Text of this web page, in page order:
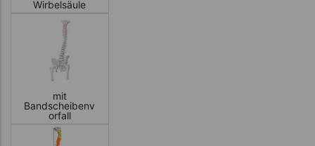
Wirbelsäule
mit
Bandscheibenv
orfall